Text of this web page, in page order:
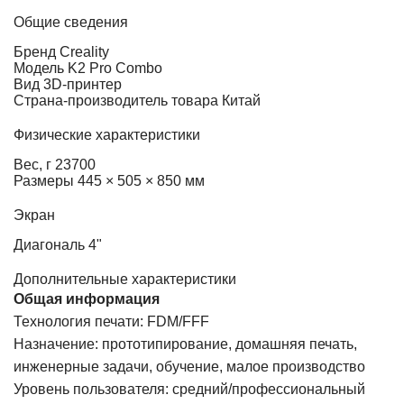
Общие сведения
Бренд Creality
Модель K2 Pro Combo
Вид 3D-принтер
Страна-производитель товара Китай
Физические характеристики
Вес, г 23700
Размеры 445 × 505 × 850 мм
Экран
Диагональ 4"
Дополнительные характеристики
Общая информация
Технология печати: FDM/FFF
Назначение: прототипирование, домашняя печать,
инженерные задачи, обучение, малое производство
Уровень пользователя: средний/профессиональный